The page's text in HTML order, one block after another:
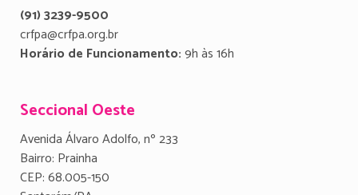
(91) 3239-9500
crfpa@crfpa.org.br
Horário de Funcionamento:9h às 16h
Seccional Oeste
Avenida Álvaro Adolfo, nº 233
Bairro: Prainha
CEP: 68.005-150